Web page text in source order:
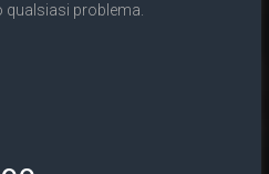
qualsiasi problema.